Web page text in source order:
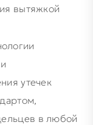
вытяжкой
утечек
в любой